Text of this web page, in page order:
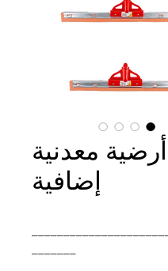
أرضية معدنية
إضافية